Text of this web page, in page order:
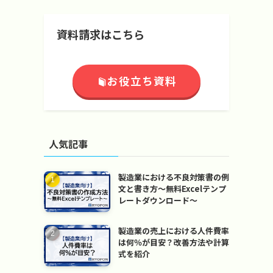
資料請求はこちら
お役立ち資料
人気記事
製造業における不良対策書の例
文と書き方～無料Excelテンプ
レートダウンロード～
製造業の売上における人件費率
は何％が目安？改善方法や計算
式を紹介